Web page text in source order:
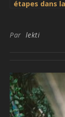
étapes dans la
Par lekti